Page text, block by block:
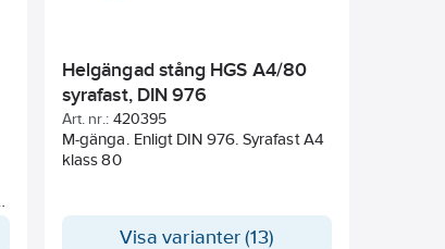
Helgängad stång HGS A4/80
syrafast, DIN 976
Art. nr.: 420395
M-gänga. Enligt DIN 976. Syrafast A4
klass 80
Visa varianter (13)